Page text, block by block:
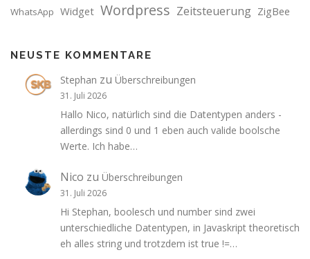
WhatsApp Widget Wordpress Zeitsteuerung ZigBee
NEUSTE KOMMENTARE
Stephan zu Überschreibungen
31. Juli 2026
Hallo Nico, natürlich sind die Datentypen anders -
allerdings sind 0 und 1 eben auch valide boolsche
Werte. Ich habe…
Nico zu Überschreibungen
31. Juli 2026
Hi Stephan, boolesch und number sind zwei
unterschiedliche Datentypen, in Javaskript theoretisch
eh alles string und trotzdem ist true !=…